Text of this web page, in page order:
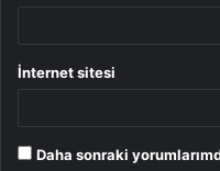
İnternet sitesi
Daha sonraki